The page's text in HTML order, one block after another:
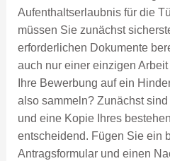
Aufenthaltserlaubnis für die
müssen Sie zunächst
erforderlichen Dokumente
auch nur einer einzigen
Ihre Bewerbung auf ein
also sammeln? Zunächst
und eine Kopie Ihres
entscheidend. Fügen Sie ein
Antragsformular und einen